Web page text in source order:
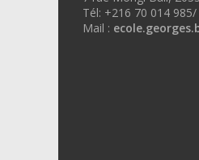
Tél: +216 70 014
Mail :